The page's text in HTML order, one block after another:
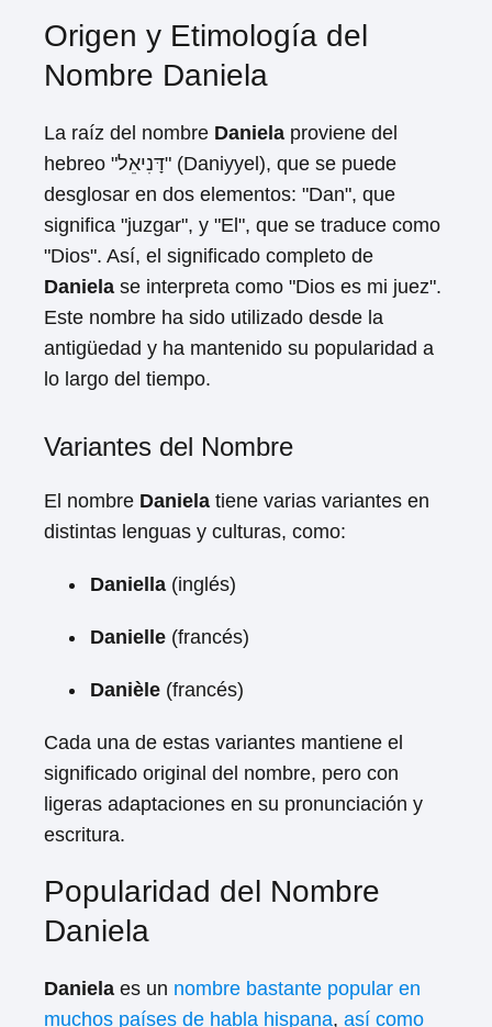
Origen y Etimología del
Nombre Daniela
La raíz del nombre Daniela proviene del
hebreo "דָּנִיאֵל" (Daniyyel), que se puede
desglosar en dos elementos: "Dan", que
significa "juzgar", y "El", que se traduce como
"Dios". Así, el significado completo de
Daniela se interpreta como "Dios es mi juez".
Este nombre ha sido utilizado desde la
antigüedad y ha mantenido su popularidad a
lo largo del tiempo.
Variantes del Nombre
El nombre Daniela tiene varias variantes en
distintas lenguas y culturas, como:
Daniella (inglés)
Danielle (francés)
Danièle (francés)
Cada una de estas variantes mantiene el
significado original del nombre, pero con
ligeras adaptaciones en su pronunciación y
escritura.
Popularidad del Nombre
Daniela
Daniela es un nombre bastante popular en
muchos países de habla hispana, así como